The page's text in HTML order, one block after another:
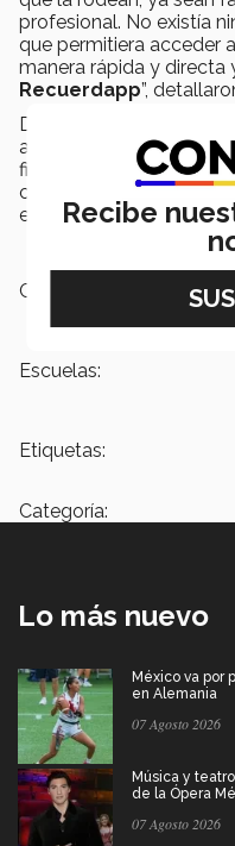
profesional. No existía
que permitiera acceder
manera rápida y directa
Recuerdapp”,
Después del
aplicación, estas tres
firme compromiso de
calidad de vida de las
enfermedad.
Campus:
Escuelas:
Etiquetas:
Categoría:
Lo más nuevo
México va por
en Alemania
07 Agosto 2026
Música y
de la Ópera
07 Agosto 2026
Recibe